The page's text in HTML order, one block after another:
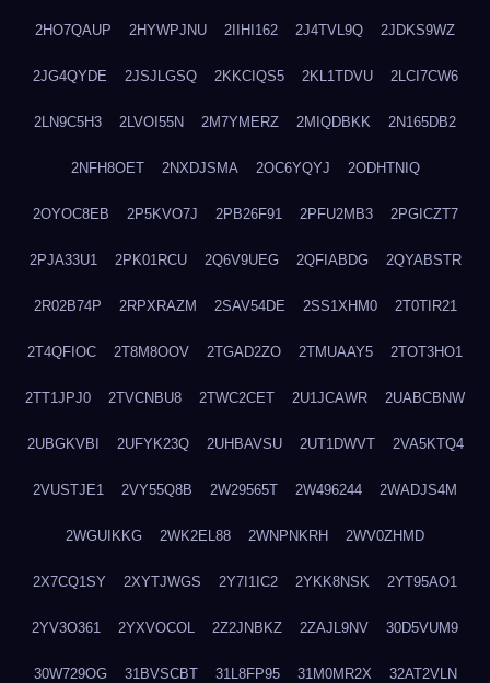
2HO7QAUP 2HYWPJNU 2IIHI162 2J4TVL9Q 2JDKS9WZ
2JG4QYDE 2JSJLGSQ 2KKCIQS5 2KL1TDVU 2LCI7CW6
2LN9C5H3 2LVOI55N 2M7YMERZ 2MIQDBKK 2N165DB2
2NFH8OET 2NXDJSMA 2OC6YQYJ 2ODHTNIQ
2OYOC8EB 2P5KVO7J 2PB26F91 2PFU2MB3 2PGICZT7
2PJA33U1 2PK01RCU 2Q6V9UEG 2QFIABDG 2QYABSTR
2R02B74P 2RPXRAZM 2SAV54DE 2SS1XHM0 2T0TIR21
2T4QFIOC 2T8M8OOV 2TGAD2ZO 2TMUAAY5 2TOT3HO1
2TT1JPJ0 2TVCNBU8 2TWC2CET 2U1JCAWR 2UABCBNW
2UBGKVBI 2UFYK23Q 2UHBAVSU 2UT1DWVT 2VA5KTQ4
2VUSTJE1 2VY55Q8B 2W29565T 2W496244 2WADJS4M
2WGUIKKG 2WK2EL88 2WNPNKRH 2WV0ZHMD
2X7CQ1SY 2XYTJWGS 2Y7I1IC2 2YKK8NSK 2YT95AO1
2YV3O361 2YXVOCOL 2Z2JNBKZ 2ZAJL9NV 30D5VUM9
30W729OG 31BVSCBT 31L8FP95 31M0MR2X 32AT2VLN